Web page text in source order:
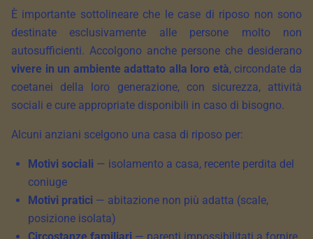
È importante sottolineare che le case di riposo non sono
destinate esclusivamente alle persone molto non
autosufficienti. Accolgono anche persone che desiderano
vivere in un ambiente adattato alla loro età, circondate da
coetanei della loro generazione, con sicurezza, attività
sociali e cure appropriate disponibili in caso di bisogno.
Alcuni anziani scelgono una casa di riposo per:
Motivi sociali — isolamento a casa, recente perdita del
coniuge
Motivi pratici — abitazione non più adatta (scale,
posizione isolata)